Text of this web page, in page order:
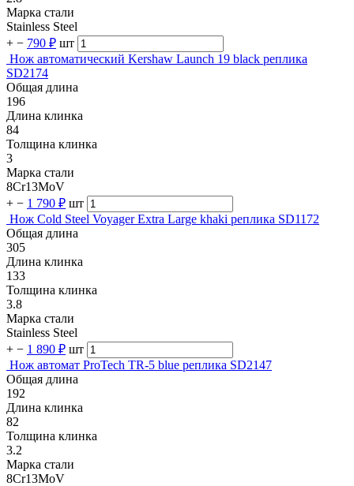
Марка стали
Stainless Steel
+ − 790 ₽ шт
Нож автоматический Kershaw Launch 19 black реплика
SD2174
Общая длина
196
Длина клинка
84
Толщина клинка
3
Марка стали
8Cr13MoV
+ − 1 790 ₽ шт
Нож Cold Steel Voyager Extra Large khaki реплика SD1172
Общая длина
305
Длина клинка
133
Толщина клинка
3.8
Марка стали
Stainless Steel
+ − 1 890 ₽ шт
Нож автомат ProTech TR-5 blue реплика SD2147
Общая длина
192
Длина клинка
82
Толщина клинка
3.2
Марка стали
8Cr13MoV